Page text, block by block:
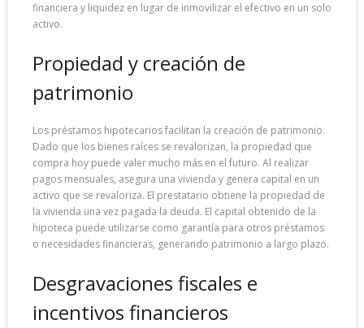
financiera y liquidez en lugar de inmovilizar el efectivo en un solo
activo.
Propiedad y creación de
patrimonio
Los préstamos hipotecarios facilitan la creación de patrimonio.
Dado que los bienes raíces se revalorizan, la propiedad que
compra hoy puede valer mucho más en el futuro. Al realizar
pagos mensuales, asegura una vivienda y genera capital en un
activo que se revaloriza. El prestatario obtiene la propiedad de
la vivienda una vez pagada la deuda. El capital obtenido de la
hipoteca puede utilizarse como garantía para otros préstamos
o necesidades financieras, generando patrimonio a largo plazo.
Desgravaciones fiscales e
incentivos financieros